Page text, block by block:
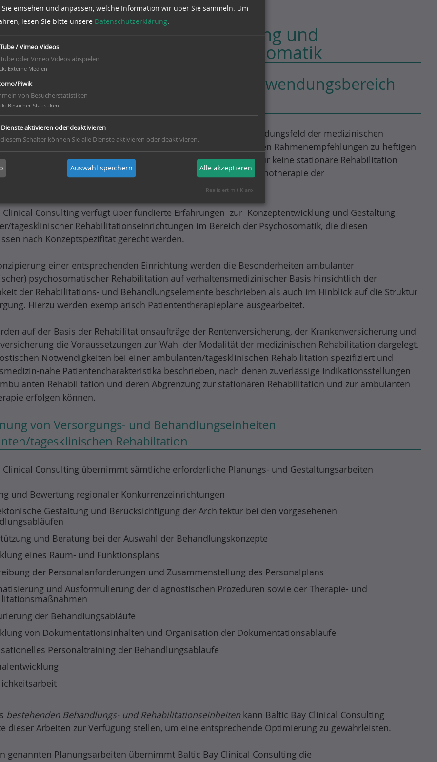
/ tagesklinische Behandlung und
im Bereich der Psychosomatik
Rehabilitation als spezieller Anwendungsbereich
Strategien
Rehabilitation in der Psychosomatik ist ein „junges“ Anwendungsfeld der medizinischen
das bereits in der Phase der Erarbeitung der diesbezüglichen Rahmenempfehlungen zu heftigen
geführt hat. Die ambulante Rehabilitation ist jedoch nicht nur keine stationäre Rehabilitation
auch keine um das Krankheitsfolgenmodell angereicherte Psychotherapie der
Clinical Consulting verfügt über fundierte Erfahrungen zur Konzeptentwicklung und Gestaltung
tagesklinischer Rehabilitationseinrichtungen im Bereich der Psychosomatik, die diesen
nach Konzeptspezifität gerecht werden.
einer entsprechenden Einrichtung werden die Besonderheiten ambulanter
psychosomatischer Rehabilitation auf verhaltensmedizinischer Basis hinsichtlich der
der Rehabilitations- und Behandlungselemente beschrieben als auch im Hinblick auf die Struktur
Hierzu werden exemplarisch Patiententherapiepläne ausgearbeitet.
auf der Basis der Rehabilitationsaufträge der Rentenversicherung, der Krankenversicherung und
die Voraussetzungen zur Wahl der Modalität der medizinischen Rehabilitation dargelegt,
Notwendigkeiten bei einer ambulanten/tagesklinischen Rehabilitation spezifiziert und
nahe Patientencharakteristika beschrieben, nach denen zuverlässige Indikationsstellungen
Rehabilitation und deren Abgrenzung zur stationären Rehabilitation und zur ambulanten
erfolgen können.
von Versorgungs- und Behandlungseinheiten
tagesklinischen Rehabiltation
Clinical Consulting übernimmt sämtliche erforderliche Planungs- und Gestaltungsarbeiten
und Bewertung regionaler Konkurrenzeinrichtungen
Gestaltung und Berücksichtigung der Architektur bei den vorgesehenen
und Beratung bei der Auswahl der Behandlungskonzepte
eines Raum- und Funktionsplans
der Personalanforderungen und Zusammenstellung des Personalplans
und Ausformulierung der diagnostischen Prozeduren sowie der Therapie- und
der Behandlungsabläufe
von Dokumentationsinhalten und Organisation der Dokumentationsabläufe
Personaltraining der Behandlungsabläufe
bestehenden Behandlungs- und Rehabilitationseinheitenkann Baltic Bay Clinical Consulting
dieser Arbeiten zur Verfügung stellen, um eine entsprechende Optimierung zu gewährleisten.
genannten Planungsarbeiten übernimmt Baltic Bay Clinical Consulting die
einsehen und anpassen, welche Information wir über Sie sammeln. Um
lesen Sie bitte unsere Datenschutzerklärung.
/ Vimeo Videos
oder Vimeo Videos abspielen
: Externe Medien
Piwik
von Besucherstatistiken
: Besucher-Statistiken
Dienste aktivieren oder deaktivieren
Schalter können Sie alle Dienste aktivieren oder deaktivieren.
Auswahl speichern Alle akzeptieren
Realisiert mit Klaro!